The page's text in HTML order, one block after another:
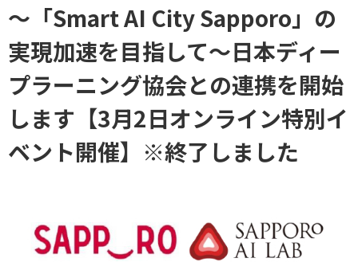
～「Smart AI City Sapporo」の
実現加速を目指して～日本ディー
プラーニング協会との連携を開始
します【3月2日オンライン特別イ
ベント開催】※終了しました